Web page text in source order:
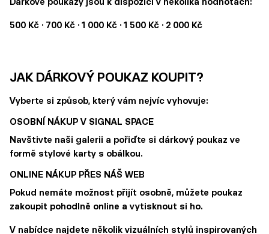
500 Kč · 700 Kč · 1 000 Kč · 1 500 Kč · 2 000 Kč
JAK DÁRKOVÝ POUKAZ KOUPIT?
Vyberte si způsob, který vám nejvíc vyhovuje:
OSOBNÍ NÁKUP V SIGNAL SPACE
Navštivte naši galerii a pořiďte si dárkový poukaz ve
formě stylové karty s obálkou.
ONLINE NÁKUP PŘES NÁŠ WEB
Pokud nemáte možnost přijít osobně, můžete poukaz
zakoupit pohodlně online a vytisknout si ho.
V nabídce najdete několik vizuálních stylů inspirovaných